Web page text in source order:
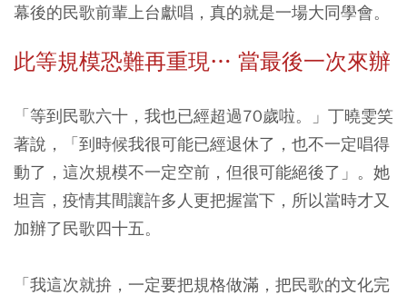
幕後的民歌前輩上台獻唱，真的就是一場大同學會。
此等規模恐難再重現… 當最後一次來辦
「等到民歌六十，我也已經超過70歲啦。」丁曉雯笑
著說，「到時候我很可能已經退休了，也不一定唱得
動了，這次規模不一定空前，但很可能絕後了」。她
坦言，疫情其間讓許多人更把握當下，所以當時才又
加辦了民歌四十五。
「我這次就拚，一定要把規格做滿，把民歌的文化完